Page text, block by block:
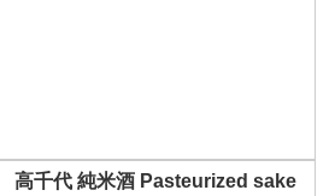
高千代 純米酒 Pasteurized sake